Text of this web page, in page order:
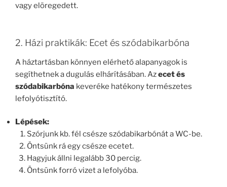
vagy elöregedett.
2. Házi praktikák: Ecet és szódabikarbóna
A háztartásban könnyen elérhető alapanyagok is
segíthetnek a dugulás elhárításában. Azecet és
szódabikarbóna keveréke hatékony természetes
lefolyótisztító.
Lépések:
Szórjunk kb. fél csésze szódabikarbónát a WC-be.
Öntsünk rá egy csésze ecetet.
Hagyjuk állni legalább 30 percig.
Öntsünk forró vizet a lefolyóba.